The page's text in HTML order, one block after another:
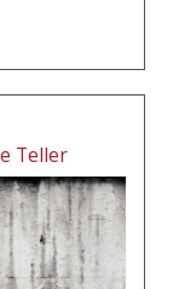
Teller